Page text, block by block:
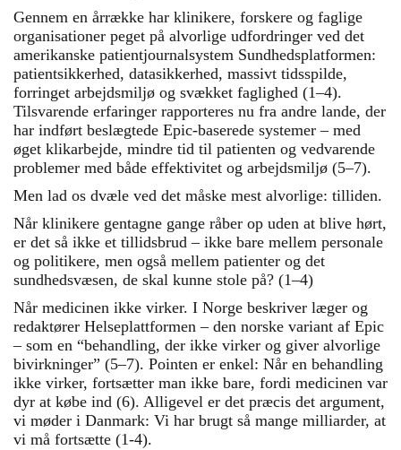
Gennem en årrække har klinikere, forskere og faglige
organisationer peget på alvorlige udfordringer ved det
amerikanske patientjournalsystem Sundhedsplatformen:
patientsikkerhed, datasikkerhed, massivt tidsspilde,
forringet arbejdsmiljø og svækket faglighed (1–4).
Tilsvarende erfaringer rapporteres nu fra andre lande, der
har indført beslægtede Epic-baserede systemer – med
øget klikarbejde, mindre tid til patienten og vedvarende
problemer med både effektivitet og arbejdsmiljø (5–7).
Men lad os dvæle ved det måske mest alvorlige: tilliden.
Når klinikere gentagne gange råber op uden at blive hørt,
er det så ikke et tillidsbrud – ikke bare mellem personale
og politikere, men også mellem patienter og det
sundhedsvæsen, de skal kunne stole på? (1–4)
Når medicinen ikke virker. I Norge beskriver læger og
redaktører Helseplattformen – den norske variant af Epic
– som en “behandling, der ikke virker og giver alvorlige
bivirkninger” (5–7). Pointen er enkel: Når en behandling
ikke virker, fortsætter man ikke bare, fordi medicinen var
dyr at købe ind (6). Alligevel er det præcis det argument,
vi møder i Danmark: Vi har brugt så mange milliarder, at
vi må fortsætte (1-4).